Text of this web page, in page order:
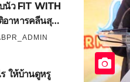
นัว FIT WITH
าหารคลีนสุด
ร ให้บ้านดูหรู